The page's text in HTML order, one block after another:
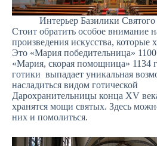
Интерьер Базилики
Стоит обратить особое внимание
произведения искусства, которые
Это «Мария победительница»
«Мария, скорая помощница» 1134
готики выпадает уникальная
насладиться видом готической
Дарохранительницы конца XV
хранятся мощи святых. Здесь
них и помолиться.